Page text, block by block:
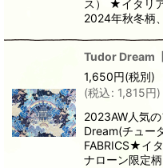
ス） ★イタリ
2024年秋冬柄
Tudor Dream
1,650円(税別)
(税込: 1,815円)
2023AW人気
Dream(チュー
FABRICS★イ
ナローン限定